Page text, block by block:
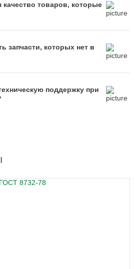
качество товаров, которые
запчасти, которых нет в
поддержку при